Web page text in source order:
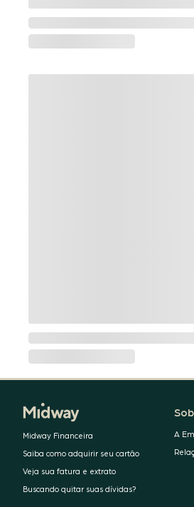
Midway Financeira
Saiba como adquirir seu cartão
Veja sua fatura e extrato
Buscando quitar suas dívidas?
A